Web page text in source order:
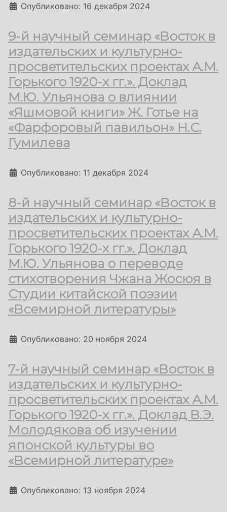
Информация о материале
Опубликовано: 16 декабря 2024
9-й научный семинар «Восток в
издательских и культурно-
просветительских проектах А.М.
Горького 1920-х гг.». Доклад
М.Ю. Ульянова о влиянии
«Яшмовой книги» Ж. Готье на
«Фарфоровый павильон» Н.С.
Гумилева
Информация о материале
Опубликовано: 11 декабря 2024
8-й научный семинар «Восток в
издательских и культурно-
просветительских проектах А.М.
Горького 1920-х гг.». Доклад
М.Ю. Ульянова о переводе
стихотворения Чжана Жосюя в
Студии китайской поэзии
«Всемирной литературы»
Информация о материале
Опубликовано: 20 ноября 2024
7-й научный семинар «Восток в
издательских и культурно-
просветительских проектах А.М.
Горького 1920-х гг.». Доклад В.Э.
Молодякова об изучении
японской культуры во
«Всемирной литературе»
Информация о материале
Опубликовано: 13 ноября 2024